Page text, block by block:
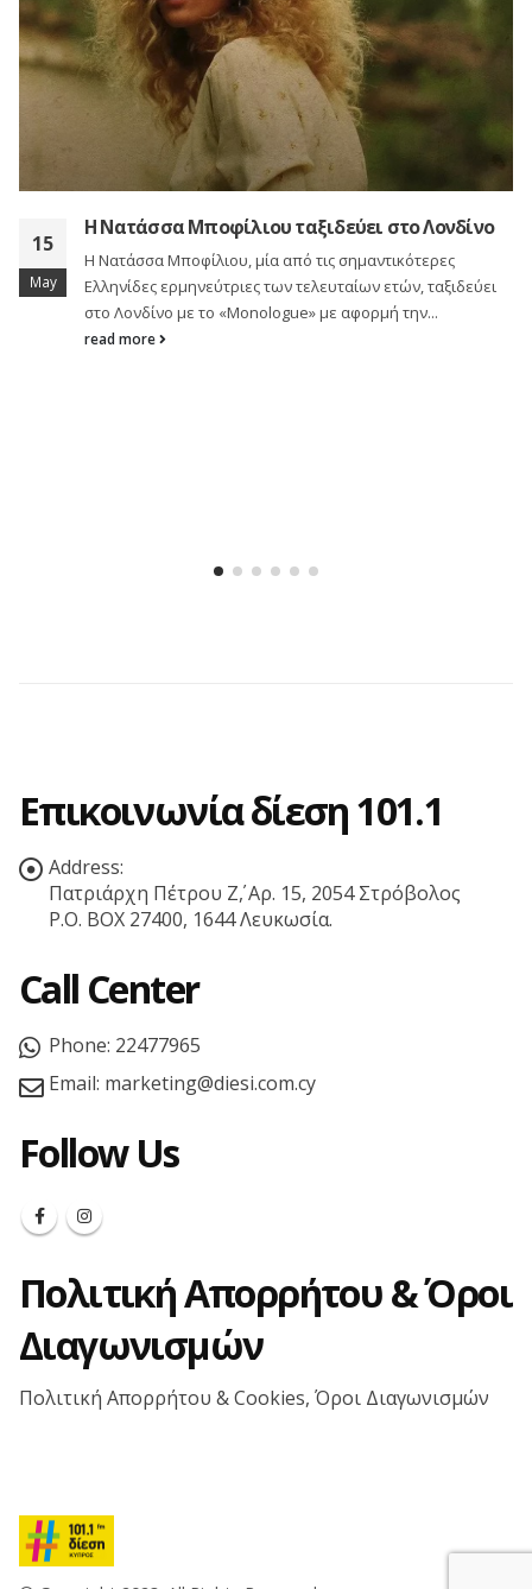
Tο «Mαγικό Kουτάκι» του Παντελή Θαλασσινού
Ο Δίεση 101,1 παρουσιάζει το «μαγικό κουτάκι» του
μουσικό live, μια καθηλωτική παράσταση που υπόσχεται
να...
read more
Επικοινωνία δίεση 101.1
Address:
Πατριάρχη Πέτρου Ζ΄, Αρ. 15, 2054 Στρόβολος
P.O. BOX 27400, 1644 Λευκωσία.
Call Center
Phone: 22477965
Email: marketing@diesi.com.cy
Follow Us
Πολιτική Απορρήτου & Όροι
Διαγωνισμών
Πολιτική Απορρήτου & Cookies, Όροι Διαγωνισμών